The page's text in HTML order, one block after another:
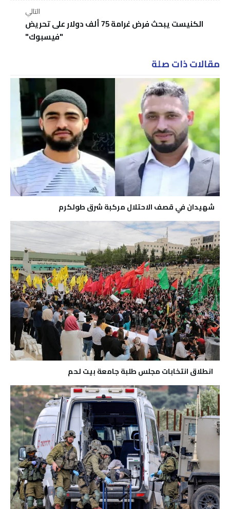
التالي
الكنيست يبحث فرض غرامة 75 ألف دولار على تحريض
"فيسبوك"
مقالات ذات صلة
شهيدان في قصف الاحتلال مركبة شرق طولكرم
انطلاق انتخابات مجلس طلبة جامعة بيت لحم